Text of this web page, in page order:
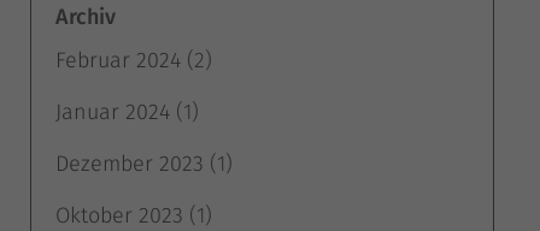
Archiv
Februar 2024 (2)
Januar 2024 (1)
Dezember 2023 (1)
Oktober 2023 (1)